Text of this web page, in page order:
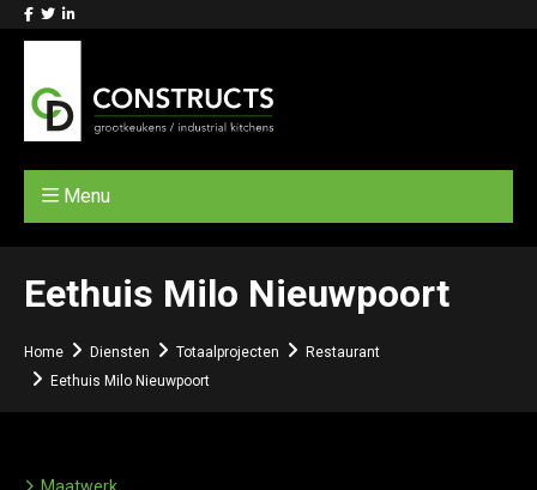
Menu
Eethuis Milo Nieuwpoort
Home Diensten Totaalprojecten
Restaurant
Eethuis Milo Nieuwpoort